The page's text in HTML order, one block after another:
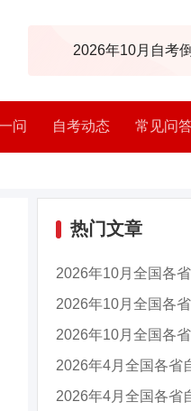
2026年10月自考
问 自考动态 常见问
热门文章